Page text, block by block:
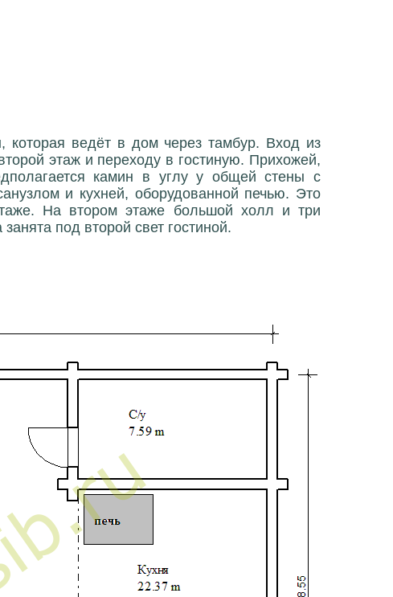
которая ведёт в дом через тамбур. Вход из
этаж и переходу в гостиную. Прихожей,
камин в углу у общей стены с
и кухней, оборудованной печью. Это
На втором этаже большой холл и три
под второй свет гостиной.